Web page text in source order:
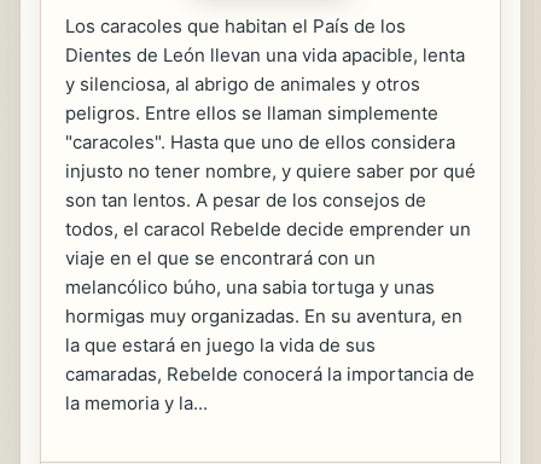
Los caracoles que habitan el País de los
Dientes de León llevan una vida apacible, lenta
y silenciosa, al abrigo de animales y otros
peligros. Entre ellos se llaman simplemente
"caracoles". Hasta que uno de ellos considera
injusto no tener nombre, y quiere saber por qué
son tan lentos. A pesar de los consejos de
todos, el caracol Rebelde decide emprender un
viaje en el que se encontrará con un
melancólico búho, una sabia tortuga y unas
hormigas muy organizadas. En su aventura, en
la que estará en juego la vida de sus
camaradas, Rebelde conocerá la importancia de
la memoria y la...